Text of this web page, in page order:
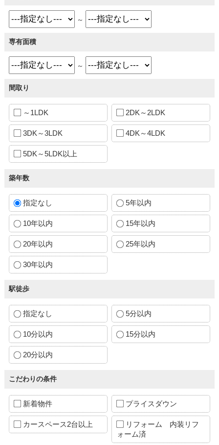
～
専有面積
～
間取り
～1LDK 2DK～2LDK
3DK～3LDK 4DK～4LDK
5DK～5LDK以上
築年数
指定なし 5年以内
10年以内 15年以内
20年以内 25年以内
30年以内
駅徒歩
指定なし 5分以内
10分以内 15分以内
20分以内
こだわりの条件
新着物件 プライスダウン
カースペース2台以上
リフォーム 内装リフ
ォーム済